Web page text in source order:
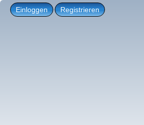
Einloggen Registrieren